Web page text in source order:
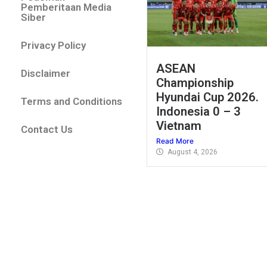
Pemberitaan Media
Siber
Privacy Policy
Disclaimer
Terms and Conditions
Contact Us
ASEAN
Championship
Hyundai Cup 2026.
Indonesia 0 – 3
Vietnam
Read More
August 4, 2026